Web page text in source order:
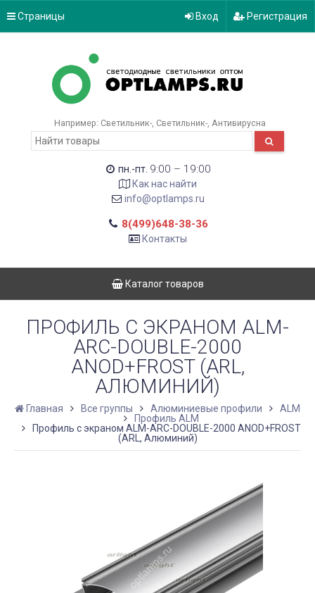
Страницы Вход Регистрация
Например: Светильник- Светильник- Антивирусна
пн.-пт. 9:00 – 19:00
Как нас найти
info@optlamps.ru
8(499)648-38-36
Контакты
Каталог товаров
ПРОФИЛЬ С ЭКРАНОМ ALM-
ARC-DOUBLE-2000
ANOD+FROST (ARL,
АЛЮМИНИЙ)
Главная Все группы Алюминиевые профили
ALM
Профиль ALM
Профиль с экраном ALM-ARC-DOUBLE-2000 ANOD+FROST
(ARL, Алюминий)